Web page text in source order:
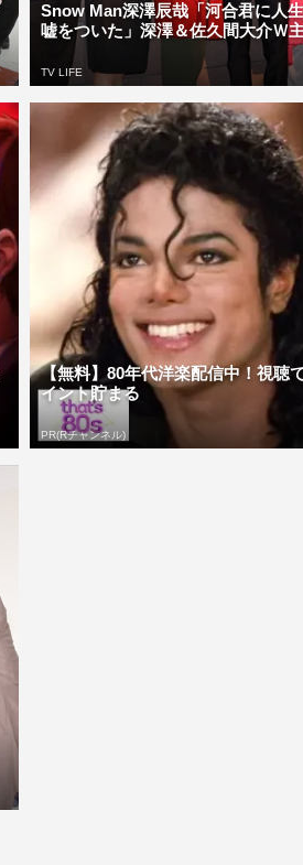
Snow Man深澤辰哉「河合君に人
嘘をついた」深澤＆佐久間大介Ｗ
TV LIFE
【無料】80年代洋楽配信中！視聴
イント貯まる
PR(Rチャンネル)